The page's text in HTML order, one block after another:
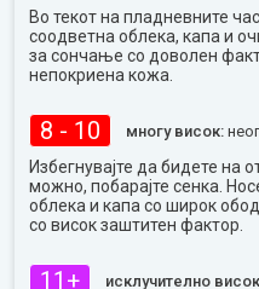
Во текот на пладневните
соодветна облека, капа и
за сончање со доволен
непокриена кожа.
8 - 10 многу висок:
Избегнувајте да бидете на
можно, побарајте сенка.
облека и капа со широк
со висок заштитен фактор.
11+ исклучително